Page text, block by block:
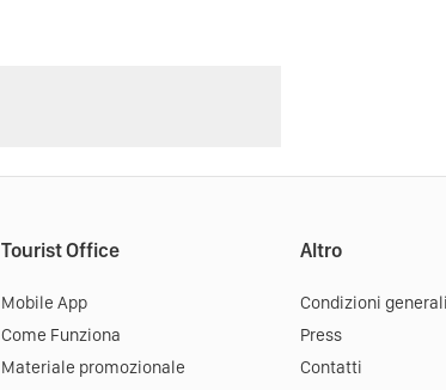
Tourist Office
Mobile App
Come Funziona
Materiale promozionale
Altro
Condizioni generali
Press
Contatti